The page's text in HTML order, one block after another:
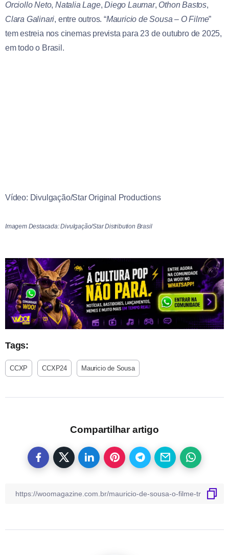
Orciollo Neto,Natalia Lage,Diego Laumar, Othon Bastos,
Clara Galinari, entre outros. “Mauricio de Sousa – O Filme”
tem estreia nos cinemas prevista para 23 de outubro de 2025,
em todo o Brasil.
Vídeo: Divulgação/Star Original Productions
Imagem Destacada: Divulgação/Star Distribution Brasil
Tags:
CCXP CCXP24 Mauricio de Sousa
Compartilhar artigo